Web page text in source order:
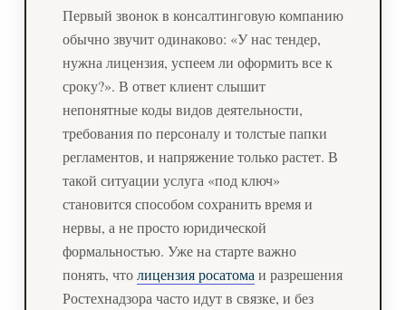
Первый звонок в консалтинговую компанию
обычно звучит одинаково: «У нас тендер,
нужна лицензия, успеем ли оформить все к
сроку?». В ответ клиент слышит
непонятные коды видов деятельности,
требования по персоналу и толстые папки
регламентов, и напряжение только растет. В
такой ситуации услуга «под ключ»
становится способом сохранить время и
нервы, а не просто юридической
формальностью. Уже на старте важно
понять, чтолицензия росатома и разрешения
Ростехнадзора часто идут в связке, и без